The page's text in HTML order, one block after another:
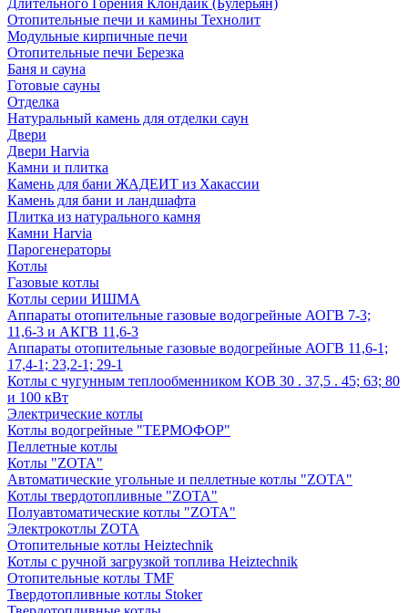
Длительного Горения Клондайк (Булерьян)
Отопительные печи и камины Технолит
Модульные кирпичные печи
Отопительные печи Березка
Баня и сауна
Готовые сауны
Отделка
Натуральный камень для отделки саун
Двери
Двери Harvia
Камни и плитка
Камень для бани ЖАДЕИТ из Хакассии
Камень для бани и ландшафта
Плитка из натурального камня
Камни Harvia
Парогенераторы
Котлы
Газовые котлы
Котлы серии ИШМА
Аппараты отопительные газовые водогрейные АОГВ 7-3;
11,6-3 и АКГВ 11,6-3
Аппараты отопительные газовые водогрейные АОГВ 11,6-1;
17,4-1; 23,2-1; 29-1
Котлы с чугунным теплообменником КОВ 30 . 37,5 . 45; 63; 80
и 100 кВт
Электрические котлы
Котлы водогрейные "ТЕРМОФОР"
Пеллетные котлы
Котлы "ZOTA"
Автоматические угольные и пеллетные котлы "ZOTA"
Котлы твердотопливные "ZOTA"
Полуавтоматические котлы "ZOTA"
Электрокотлы ZOTA
Отопительные котлы Heiztechnik
Котлы с ручной загрузкой топлива Heiztechnik
Отопительные котлы TMF
Твердотопливные котлы Stoker